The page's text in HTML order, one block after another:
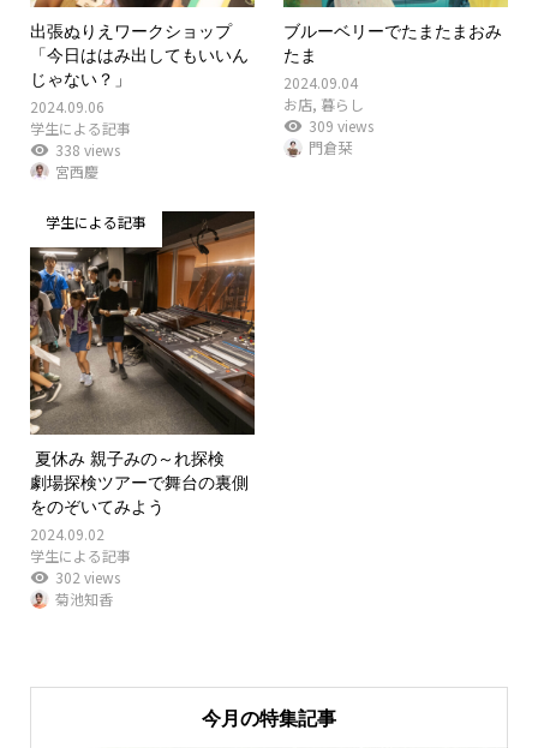
出張ぬりえワークショップ
「今日ははみ出してもいいん
じゃない？」
2024.09.06
学生による記事
338 views
宮西慶
ブルーベリーでたまたまおみ
たま
2024.09.04
お店, 暮らし
309 views
門倉栞
学生による記事
夏休み 親子みの～れ探検
劇場探検ツアーで舞台の裏側
をのぞいてみよう
2024.09.02
学生による記事
302 views
菊池知香
今月の特集記事